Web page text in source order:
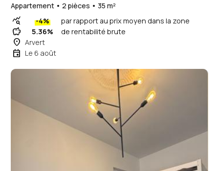
Appartement • 2 pièces • 35 m²
query_stats -4% par rapport au prix moyen dans la zone
savings 5.36% de rentabilité brute
place Arvert
event Le 6 août